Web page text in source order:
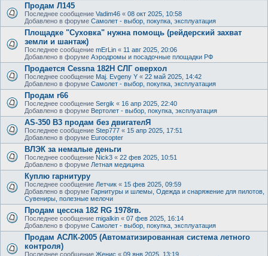
Продам Л145
Последнее сообщение Vadim46 « 08 окт 2025, 10:58
Добавлено в форуме Самолет - выбор, покупка, эксплуатация
Площадке "Суховка" нужна помощь (рейдерский захват
земли и шантаж)
Последнее сообщение mErLin « 11 авг 2025, 20:06
Добавлено в форуме Аэродромы и посадочные площадки РФ
Продается Cessna 182H СЛГ оверхол
Последнее сообщение Maj. Evgeny Y « 22 май 2025, 14:42
Добавлено в форуме Самолет - выбор, покупка, эксплуатация
Продам r66
Последнее сообщение Sergik « 16 апр 2025, 22:40
Добавлено в форуме Вертолет - выбор, покупка, эксплуатация
AS-350 B3 продам без двигателЯ
Последнее сообщение Step777 « 15 апр 2025, 17:51
Добавлено в форуме Eurocopter
ВЛЭК за немалые деньги
Последнее сообщение Nick3 « 22 фев 2025, 10:51
Добавлено в форуме Летная медицина
Куплю гарнитуру
Последнее сообщение Летчик « 15 фев 2025, 09:59
Добавлено в форуме Гарнитуры и шлемы, Одежда и снаряжение для пилотов,
Сувениры, полезные мелочи
Продам цессна 182 RG 1978гв.
Последнее сообщение migalkin « 07 фев 2025, 16:14
Добавлено в форуме Самолет - выбор, покупка, эксплуатация
Продам АСЛК-2005 (Автоматизированная система летного
контроля)
Последнее сообщение Женис « 09 янв 2025, 13:19